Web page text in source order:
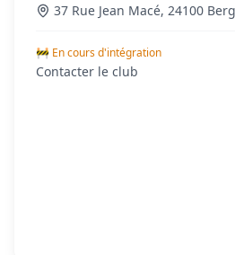
37 Rue Jean Macé, 24100
🚧 En cours d'intégration
Contacter le club